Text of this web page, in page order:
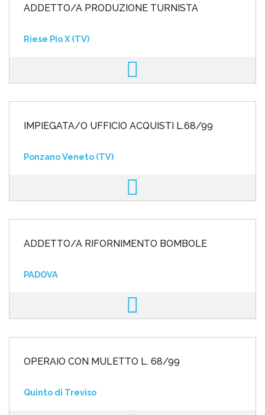
ADDETTO/A PRODUZIONE TURNISTA
Riese Pio X (TV)
IMPIEGATA/O UFFICIO ACQUISTI L.68/99
Ponzano Veneto (TV)
ADDETTO/A RIFORNIMENTO BOMBOLE
PADOVA
OPERAIO CON MULETTO L. 68/99
Quinto di Treviso